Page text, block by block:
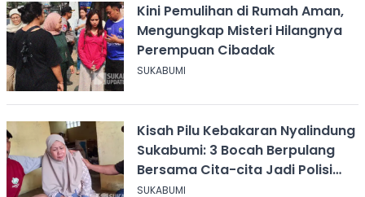
Kini Pemulihan di Rumah Aman,
Mengungkap Misteri Hilangnya
Perempuan Cibadak
SUKABUMI
Kisah Pilu Kebakaran Nyalindung
Sukabumi: 3 Bocah Berpulang
Bersama Cita-cita Jadi Polisi
dan Guru
SUKABUMI